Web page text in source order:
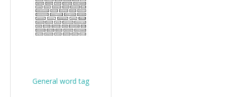
General word tag